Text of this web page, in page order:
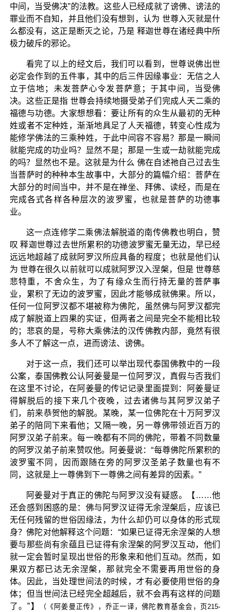
中间，当受佛决”的法教。这些人已经成就了谤佛、谤法的
罪业而不自知，并且他们没有想到，认为 世尊入灭就是什
么都没有，这正是断灭之论，乃是 释迦世尊在诸经典中所
极力破斥的邪论。
看完了以上的经文后，我们可以看到，世尊说佛出世
必定会作到的五件事，其中的后三件因缘事业：无信之人
立于信地；未发菩萨心令发菩萨意；于其中间，当受佛
决。这些正是指 世尊会持续地摄受弟子们完成人天二乘的
福德与功德。大家想想看：要让所有的众生从最初的无种
姓或者不定种姓，渐渐地具足了人天福德，转变心性成为
能修学佛法的三乘种姓，于此中间容不容易？那是一瞬间
就能完成的功业吗？显然不是；那是一生或一劫就能完成
的吗？显然也不是。这就是为什么 佛在自述祂自己过去生
当菩萨时的种种本生故事中，大部分的篇幅介绍：菩萨在
大部分的时间当中，并不是在禅坐、拜佛、读经，而是在
完成各式各样各种层次的波罗蜜，也就是菩萨的功德事
业。
这一点连修学二乘佛法解脱道的南传佛教也明白，赞
叹 释迦世尊过去世所累积的功德波罗蜜无量无边，早已经
远远地超越了成就阿罗汉所应具备的程度；也就是他们认
为 世尊在很久以前就可以成就阿罗汉入涅槃，但是 世尊慈
悲特重，不舍众生，为了有缘众生而行持无量的菩萨事
业，累积了无边的波罗蜜，因此才能够成就佛果。所以，
任何一位阿罗汉都不堪被称为佛陀，虽然佛与阿罗汉都完
成了解脱道上四果的实证，但两者之间是完全不能相比较
的；悲哀的是，号称大乘佛法的汉传佛教内部，竟然有很
多人不了解这一点，进而谤法、谤佛。
对于这一点，我们还可以举出现代泰国佛教中的一段
公案，泰国佛教公认阿姜曼是一位阿罗汉，真假与否我们
在这里不讨论，在阿姜曼的传记记录里面提到：阿姜曼证
得解脱后的接下来几个夜晚，过去诸佛与其阿罗汉弟子
们，前来恭贺他的解脱。某晚，某一位佛陀在十万阿罗汉
弟子的陪同下来看他；又隔一晚，另一尊佛带领近百万的
阿罗汉弟子前来。每一晚都有不同的佛陀，带着不同数量
的阿罗汉弟子前来赞叹他。阿姜曼说：“每尊佛陀所累积的
波罗蜜不同，因而跟随在旁的阿罗汉圣弟子数量也有不
同，这就是上一尊佛到下一尊佛之间有差异的因素。”
阿姜曼对于真正的佛陀与阿罗汉没有疑惑。【……他
还会感到困惑的是：佛与阿罗汉证得无余涅槃后，应该已
无任何残留的世俗因缘法，为什么却仍可以身体的形式现
身？佛陀对他解释这个问题：“如果已证得无余涅槃的人想
要与那些尚有余蕴且已证得有余涅槃的阿罗汉互动，他们
就一定会暂时呈现出世俗的形象来和他们互动。然而，如
果双方都已达无余涅槃，那就完全不需要再用世俗的身
体。因此，当处理世间法的时候，才有必要使用世俗的身
体；但当世间法已经完全超越后，就不会再有这样的问题
了。”】
（《阿姜曼正传》，乔正一译，佛陀教育基金会，页215-